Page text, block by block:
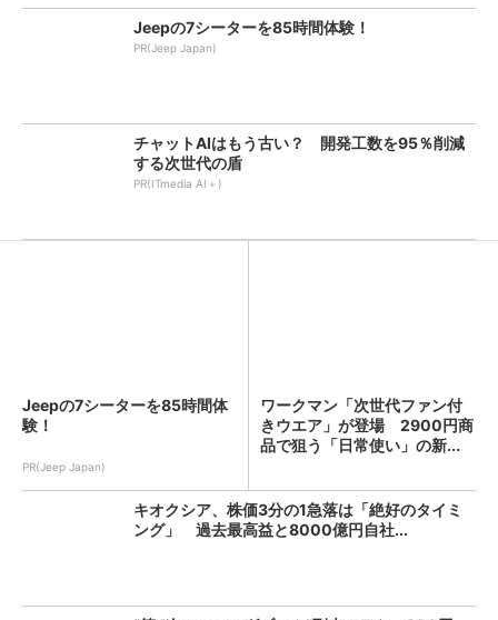
Jeepの7シーターを85時間体験！
PR(Jeep Japan)
チャットAIはもう古い？ 開発工数を95％削減
する次世代の盾
PR(ITmedia AI＋)
Jeepの7シーターを85時間体
験！
PR(Jeep Japan)
ワークマン「次世代ファン付
きウエア」が登場 2900円商
品で狙う「日常使い」の新...
キオクシア、株価3分の1急落は「絶好のタイミ
ング」 過去最高益と8000億円自社...